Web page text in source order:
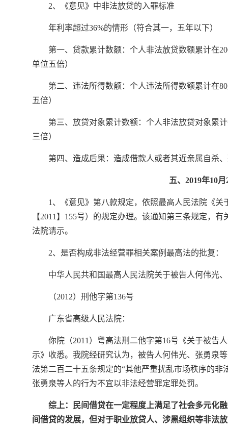
2、《意见》中非法放贷的入罪标准
年利率超过36%的情形（符合其一，五年以下）
第一、贷款累计数额：个人非法放贷数额累计在
单位五倍）
第二、违法所得数额：个人违法所得数额累计在
五倍）
第三、放贷对象累计数额：个人非法放贷对象累
三倍）
第四、造成后果：造成借款人或者其近亲属自杀
五、2019年10
1、《意见》第八款规定，依照最高人民法院《
【2011】155号）的规定办理。该通知第三条规定，
法院请示。
2、是否构成非法经营罪相关案例最高法的批复：
中华人民共和国最高人民法院关于被告人何伟光
（2012）刑他字第136号
广东省高级人民法院：
你院（2011）粤高法刑二他字第16号《关于被告
示》收悉。我院经研究认为，被告人何伟光、张勇泉
法第二百二十五条规定的“其他严重扰乱市场秩序的
张勇泉等人的行为不宜以非法经营罪定罪处罚。
综上：民间借贷在一定程度上满足了社会多元化
间借贷的发展，但对于职业放贷人、涉黑组织等非法